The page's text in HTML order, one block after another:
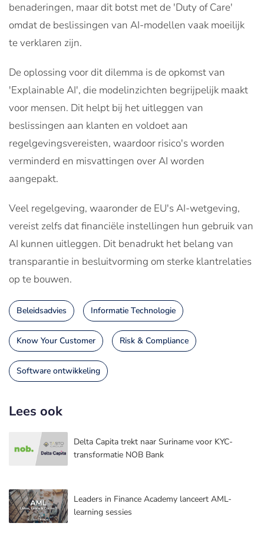
benaderingen, maar dit botst met de 'Duty of Care'
omdat de beslissingen van AI-modellen vaak moeilijk
te verklaren zijn.
De oplossing voor dit dilemma is de opkomst van
'Explainable AI', die modelinzichten begrijpelijk maakt
voor mensen. Dit helpt bij het uitleggen van
beslissingen aan klanten en voldoet aan
regelgevingsvereisten, waardoor risico's worden
verminderd en misvattingen over AI worden
aangepakt.
Veel regelgeving, waaronder de EU's AI-wetgeving,
vereist zelfs dat financiële instellingen hun gebruik van
AI kunnen uitleggen. Dit benadrukt het belang van
transparantie in besluitvorming om sterke klantrelaties
op te bouwen.
Beleidsadvies Informatie Technologie
Know Your Customer Risk & Compliance
Software ontwikkeling
Lees ook
Delta Capita trekt naar Suriname voor KYC-
transformatie NOB Bank
Leaders in Finance Academy lanceert AML-
learning sessies